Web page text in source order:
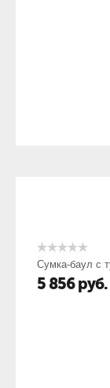
Сумка-баул с
5 856 руб.